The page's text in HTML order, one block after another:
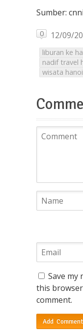
Sumber:
0 12/09/
liburan ke
nadif travel
wisata hanoi
Save my
this
comment.